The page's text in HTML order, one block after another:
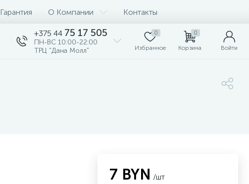
Гарантия О Компании Контакты
+375 44 75 17 505
ПН-ВС 10:00-22:00
ТРЦ "Дана Молл"
0
Избранное
0
Корзина Войти
7 BYN /шт